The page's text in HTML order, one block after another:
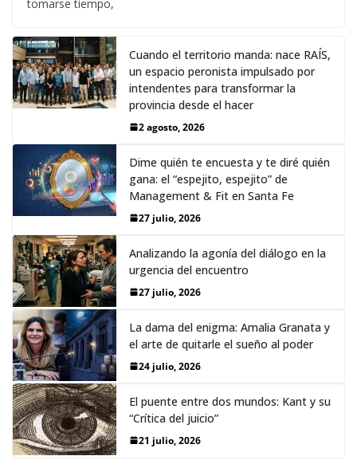
tomarse tiempo,
Cuando el territorio manda: nace RAÍS,
un espacio peronista impulsado por
intendentes para transformar la
provincia desde el hacer
2 agosto, 2026
Dime quién te encuesta y te diré quién
gana: el “espejito, espejito” de
Management & Fit en Santa Fe
27 julio, 2026
Analizando la agonía del diálogo en la
urgencia del encuentro
27 julio, 2026
La dama del enigma: Amalia Granata y
el arte de quitarle el sueño al poder
24 julio, 2026
El puente entre dos mundos: Kant y su
“Crítica del juicio”
21 julio, 2026